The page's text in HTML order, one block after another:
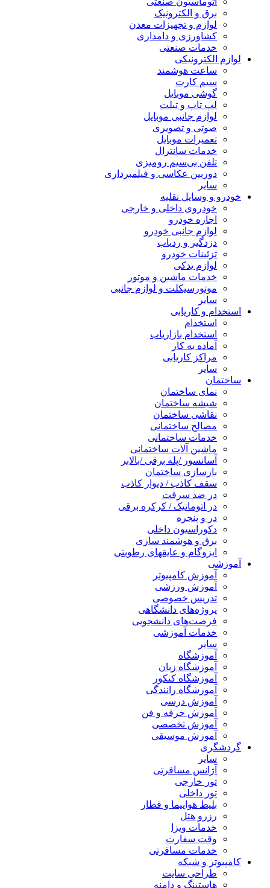
برق و الکترونیک
لوازم و تجهیزات معدن
کشاورزی و دامداری
خدمات صنعتی
لوازم الکترونیکی
ساعت هوشمند
سیم کارت
گوشی موبایل
لپ تاپ و تبلت
لوازم جانبی موبایل
صوتی و تصویری
تعمیرات موبایل
خدمات سانترال
تلفن بی‌سیم رومیزی
دوربین عکاسی و فیلمبرداری
سایر
خودرو و وسایل نقلیه
خودروی داخلی و خارجی
اجاره خودرو
لوازم جانبی خودرو
دزدگیر و ردیاب
تزئینات خودرو
لوازم یدکی
خدمات ماشین و موتور
موتورسیکلت و لوازم جانبی
سایر
استخدام و کاریابی
استخدام
استخدام بازاریاب
آماده به کار
مراکز کاریابی
سایر
ساختمان
نمای ساختمان
شیشه ساختمان
نقاشی ساختمان
مصالح ساختمانی
خدمات ساختمانی
ماشین آلات ساختمانی
آسانسور /پله برقی /بالابر
بازسازی ساختمان
سقف کاذب / دیوار کاذب
در ضد سرقت
در اتوماتیک / کرکره برقی
در و پنجره
دکوراسیون داخلی
برق و هوشمند سازی
ایزوگام و عایقهای رطوبتی
آموزشی
آموزش کامپیوتر
آموزش ورزشی
تدریس خصوصی
پروژه‌های دانشگاهی
فرصت‌های دانشجویی
خدمات آموزشی
سایر
آموزشگاه
آموزشگاه زبان
آموزشگاه کنکور
آموزشگاه رانندگی
آموزش درسی
آموزش حرفه و فن
آموزش تخصصی
آموزش موسیقی
گردشگری
سایر
آژانس مسافرتی
تور خارجی
تور داخلی
بلیط هواپیما و قطار
رزرو هتل
خدمات ویزا
وقت سفارت
خدمات مسافرتی
کامپیوتر و شبکه
طراحی سایت
هاستینگ و دامنه